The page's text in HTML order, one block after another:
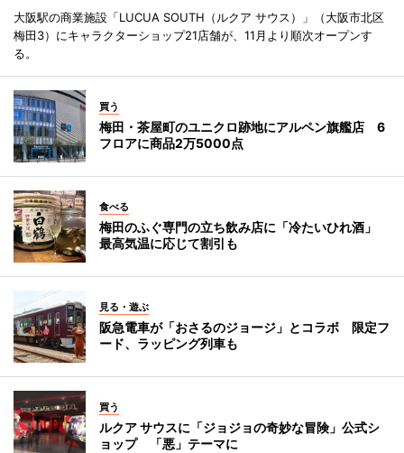
大阪駅の商業施設「LUCUA SOUTH（ルクア サウス）」（大阪市北区
梅田3）にキャラクターショップ21店舗が、11月より順次オープンす
る。
買う
梅田・茶屋町のユニクロ跡地にアルペン旗艦店 6
フロアに商品2万5000点
食べる
梅田のふぐ専門の立ち飲み店に「冷たいひれ酒」
最高気温に応じて割引も
見る・遊ぶ
阪急電車が「おさるのジョージ」とコラボ 限定フ
ード、ラッピング列車も
買う
ルクア サウスに「ジョジョの奇妙な冒険」公式シ
ョップ 「悪」テーマに